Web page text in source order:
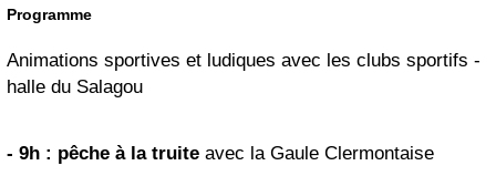
Programme
Animations sportives et ludiques avec les clubs sportifs -
halle du Salagou
- 9h : pêche à la truite avec la Gaule Clermontaise